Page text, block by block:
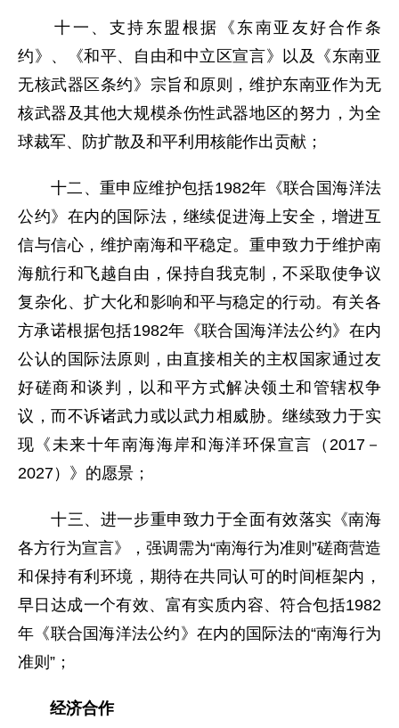
十一、支持东盟根据《东南亚友好合作条
约》、《和平、自由和中立区宣言》以及《东南亚
无核武器区条约》宗旨和原则，维护东南亚作为无
核武器及其他大规模杀伤性武器地区的努力，为全
球裁军、防扩散及和平利用核能作出贡献；
十二、重申应维护包括1982年《联合国海洋法
公约》在内的国际法，继续促进海上安全，增进互
信与信心，维护南海和平稳定。重申致力于维护南
海航行和飞越自由，保持自我克制，不采取使争议
复杂化、扩大化和影响和平与稳定的行动。有关各
方承诺根据包括1982年《联合国海洋法公约》在内
公认的国际法原则，由直接相关的主权国家通过友
好磋商和谈判，以和平方式解决领土和管辖权争
议，而不诉诸武力或以武力相威胁。继续致力于实
现《未来十年南海海岸和海洋环保宣言（2017－
2027）》的愿景；
十三、进一步重申致力于全面有效落实《南海
各方行为宣言》，强调需为“南海行为准则”磋商营造
和保持有利环境，期待在共同认可的时间框架内，
早日达成一个有效、富有实质内容、符合包括1982
年《联合国海洋法公约》在内的国际法的“南海行为
准则”；
经济合作